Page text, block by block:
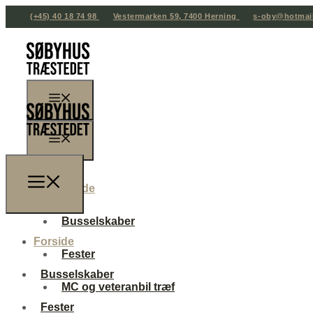
(+45) 40 18 74 98 Vestermarken 59, 7400 Herning s-
Forside
Busselskaber
Fester
MC og veteranbil træf
Forside
Busselskaber
Fester